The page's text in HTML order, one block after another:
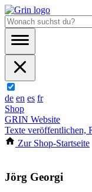
de en es fr
Shop
GRIN Website
Texte veröffentlichen,
Zur Shop-Startseite
Jörg Georgi